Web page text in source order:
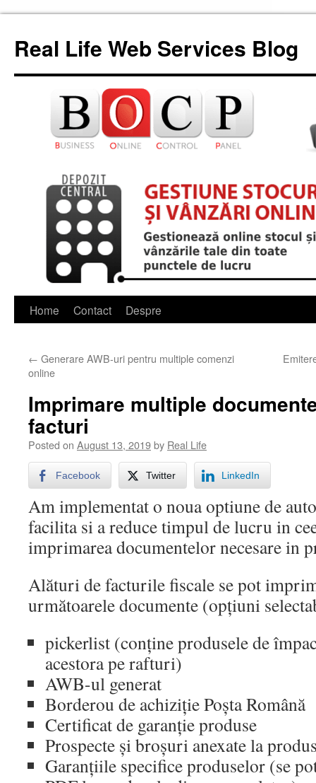
content
Real Life Web Services Blog
Home Contact Despre
← Generare AWB-uri pentru multiple comenzi
online
Imprimare multiple
facturi
Posted on August 13, 2019by Real Life
Facebook Twitter LinkedIn
Am implementat o noua optiune de
facilita si a reduce timpul de lucru in
imprimarea documentelor necesare in
Alături de facturile fiscale se pot
următoarele documente (opțiuni
pickerlist (conține produsele de
acestora pe rafturi)
AWB-ul generat
Borderou de achiziție Poșta Română
Certificat de garanție produse
Prospecte și broșuri anexate la
Garanțiile specifice produselor (se